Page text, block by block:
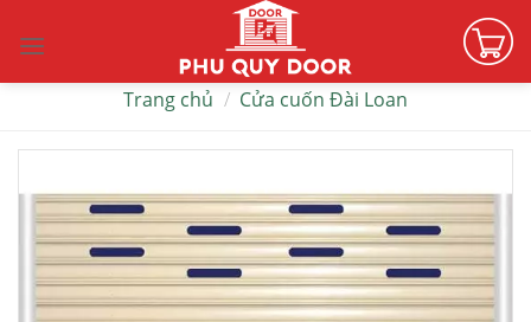
Trang chủ / Cửa cuốn Đài Loan